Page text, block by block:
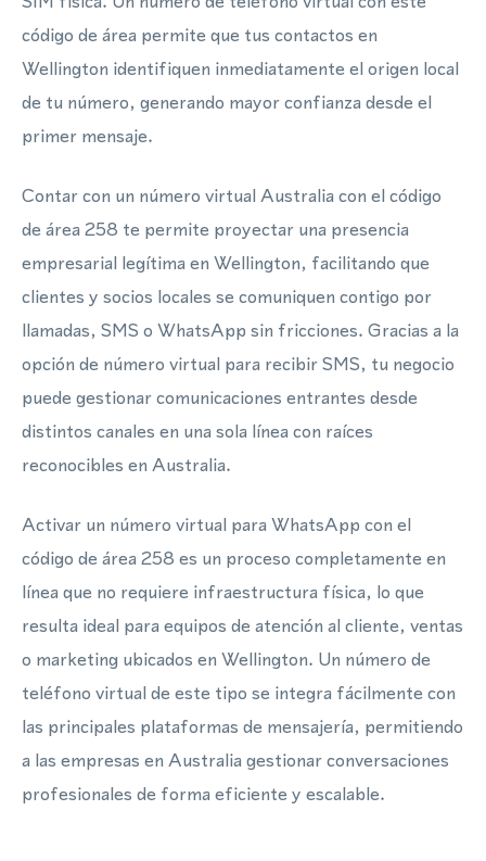
código de área permite que tus contactos en
Wellington identifiquen inmediatamente el origen local
de tu número, generando mayor confianza desde el
primer mensaje.
Contar con un número virtual Australia con el código
de área 258 te permite proyectar una presencia
empresarial legítima en Wellington, facilitando que
clientes y socios locales se comuniquen contigo por
llamadas, SMS o WhatsApp sin fricciones. Gracias a la
opción de número virtual para recibir SMS, tu negocio
puede gestionar comunicaciones entrantes desde
distintos canales en una sola línea con raíces
reconocibles en Australia.
Activar un número virtual para WhatsApp con el
código de área 258 es un proceso completamente en
línea que no requiere infraestructura física, lo que
resulta ideal para equipos de atención al cliente, ventas
o marketing ubicados en Wellington. Un número de
teléfono virtual de este tipo se integra fácilmente con
las principales plataformas de mensajería, permitiendo
a las empresas en Australia gestionar conversaciones
profesionales de forma eficiente y escalable.